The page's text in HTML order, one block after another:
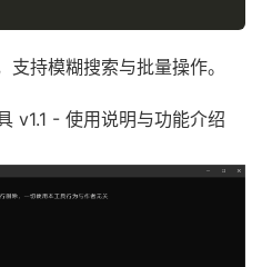
持模糊搜索与批量操作。